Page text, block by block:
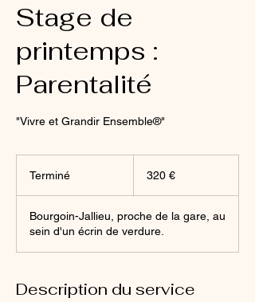
Stage de
printemps :
Parentalité
"Vivre et Grandir Ensemble®"
Terminé
m
i
n
320 €
Bourgoin-Jallieu, proche de la gare, au
sein d'un écrin de verdure.
Description du service